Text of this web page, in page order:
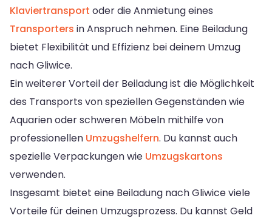
Klaviertransport oder die Anmietung eines
Transporters in Anspruch nehmen. Eine Beiladung
bietet Flexibilität und Effizienz bei deinem Umzug
nach Gliwice.
Ein weiterer Vorteil der Beiladung ist die Möglichkeit
des Transports von speziellen Gegenständen wie
Aquarien oder schweren Möbeln mithilfe von
professionellen Umzugshelfern. Du kannst auch
spezielle Verpackungen wie Umzugskartons
verwenden.
Insgesamt bietet eine Beiladung nach Gliwice viele
Vorteile für deinen Umzugsprozess. Du kannst Geld